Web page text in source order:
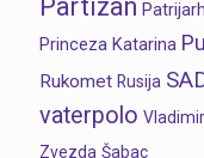
Partizan
Princeza Katarina
Rukomet Rusija
vaterpolo
Zvezda Šabac